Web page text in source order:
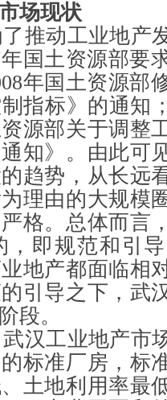
场现状
推动工业地产
国土资源部要
年国土资源部
指标》的通知
源部关于调整
知》。由此可
趋势，从长远
理由的大规模
格。总体而言
，即规范和引
地产都面临相
引导之下，武
段。
汉工业地产市
标准厂房，标
土地利用率最